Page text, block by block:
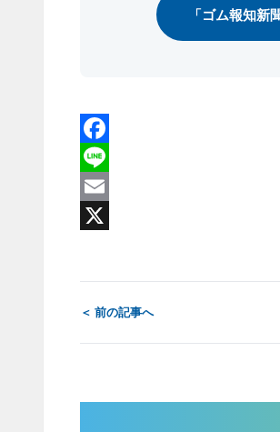
「ゴム報知新
Facebook
Line
Email
＜ 前の記事へ